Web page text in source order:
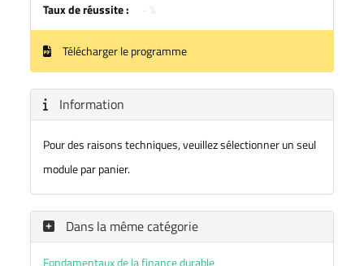
Taux de réussite :
Télécharger le programme
Information
Pour des raisons techniques, veuillez sélectionner un seul
module par panier.
Dans la même catégorie
Fondamentaux de la finance durable